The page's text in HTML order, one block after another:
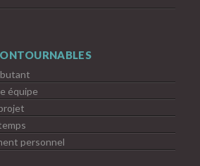
équipe
personnel